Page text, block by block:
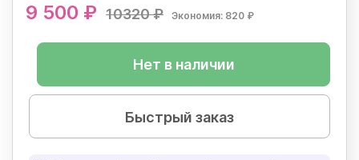
9 500 ₽ 10320 ₽ Экономия: 820 ₽
Нет в наличии
Быстрый заказ